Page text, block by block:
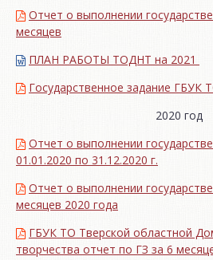
Отчет о выполнении
месяцев
ПЛАН РАБОТЫ ТОДНТ на 2021
Государственное задание ГБУК
2020 год
Отчет о выполнении
01.01.2020 по 31.12.2020 г.
Отчет о выполнении
месяцев 2020 года
ГБУК ТО Тверской областной
творчества отчет по ГЗ за 6